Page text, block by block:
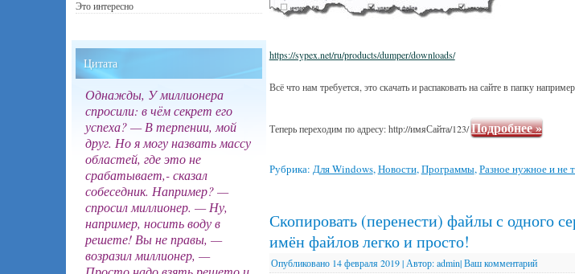
https://sypex.net/ru/products/dumper/downloads/
Всё что нам требуется, это скачать и распаковать на сайте в папку
Теперь переходим по адресу: http://имяСайта/123/Подробнее»
Рубрика: Для Windows,Новости,Программы,Разное нужное и не
Скопировать (перенести) файлы с одного
имён файлов легко и просто!
Опубликовано 14 февраля 2019| Автор: admin| Ваш комментарий
Это интересно
Цитата
Однажды, У миллионера
спросили: в чём секрет его
успеха? — В терпении, мой
друг. Но я могу назвать массу
областей, где это не
срабатывает,- сказал
собеседник. Например? —
спросил миллионер. — Ну,
например, носить воду в
решете! Вы не правы, —
возразил миллионер, —